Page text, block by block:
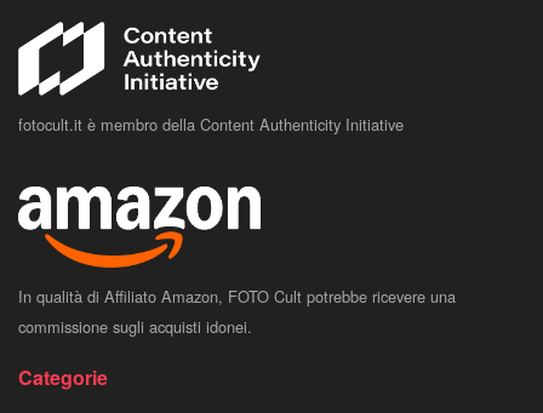
fotocult.it è membro della Content Authenticity Initiative
In qualità di Affiliato Amazon, FOTO Cult potrebbe ricevere una
commissione sugli acquisti idonei.
Categorie